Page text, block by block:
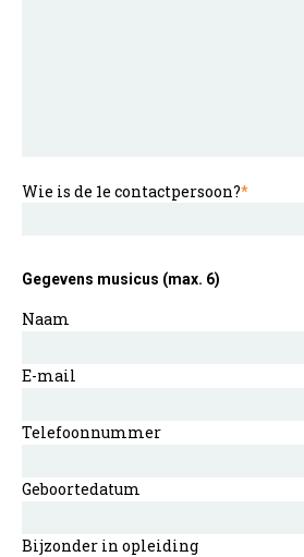
Wie is de 1e contactpersoon?*
Gegevens musicus (max. 6)
Naam
E-mail
Telefoonnummer
Geboortedatum
Bijzonder in opleiding